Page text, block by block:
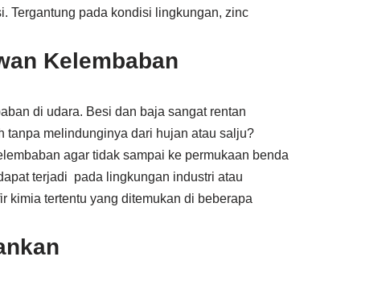
Tergantung pada kondisi lingkungan, zinc
Kelembaban
di udara. Besi dan baja sangat rentan
tanpa melindunginya dari hujan atau salju?
agar tidak sampai ke permukaan benda
terjadi pada lingkungan industri atau
kimia tertentu yang ditemukan di beberapa